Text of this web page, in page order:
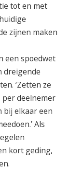
tot en met
zijnen maken
een spoedwet
dreigende
‘Zetten ze
per deelnemer
bij elkaar een
Als
kort geding,